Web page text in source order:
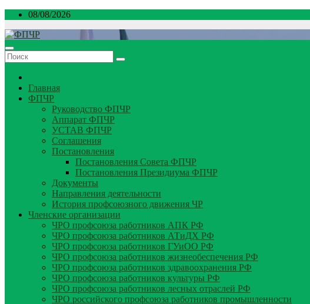
Перейти
содержимому
08/08/2026
Главная
ФПЧР
Руководство ФПЧР
Аппарат ФПЧР
УСТАВ ФПЧР
Соглашения
Постановления
Постановления Совета ФПЧР
Постановления Президиума ФПЧР
Документы
Направления деятельности
История профсоюзного движения ЧР
Членские организации
ЧРО профсоюза работников АПК РФ
ЧРО профсоюза работников АТиДХ РФ
ЧРО профсоюза работников ГУиОО РФ
ЧРО профсоюза работников жизнеобеспечения РФ
ЧРО профсоюза работников здравоохранения РФ
ЧРО профсоюза работников культуры РФ
ЧРО профсоюза работников лесных отраслей РФ
ЧРО российского профсоюза работников промышленности